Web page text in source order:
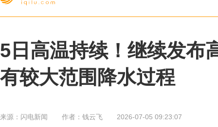
5日高温持续！继续发
有较大范围降水过程
来源： 闪电新闻 作者： 钱云飞 2026-07-05 09:23:07